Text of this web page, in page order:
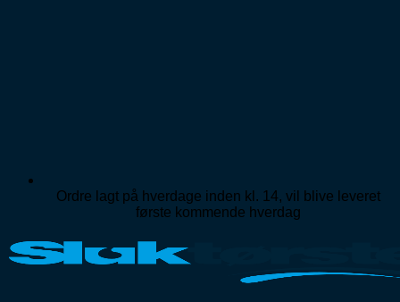
Ordre lagt på hverdage inden kl. 14, vil blive leveret
første kommende hverdag